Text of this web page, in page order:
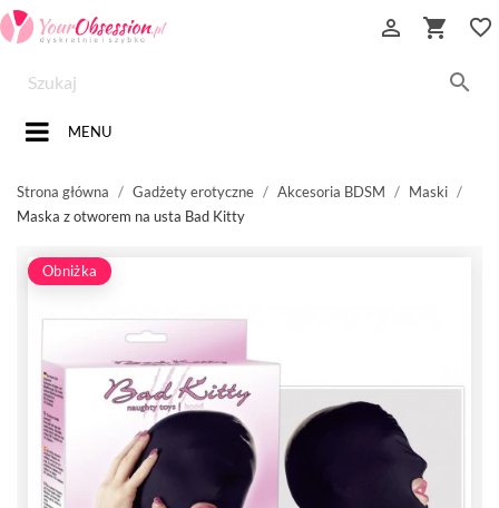
favorite_border



MENU
Strona główna Gadżety erotyczne Akcesoria BDSM
Maski
Maska z otworem na usta Bad Kitty
Obniżka